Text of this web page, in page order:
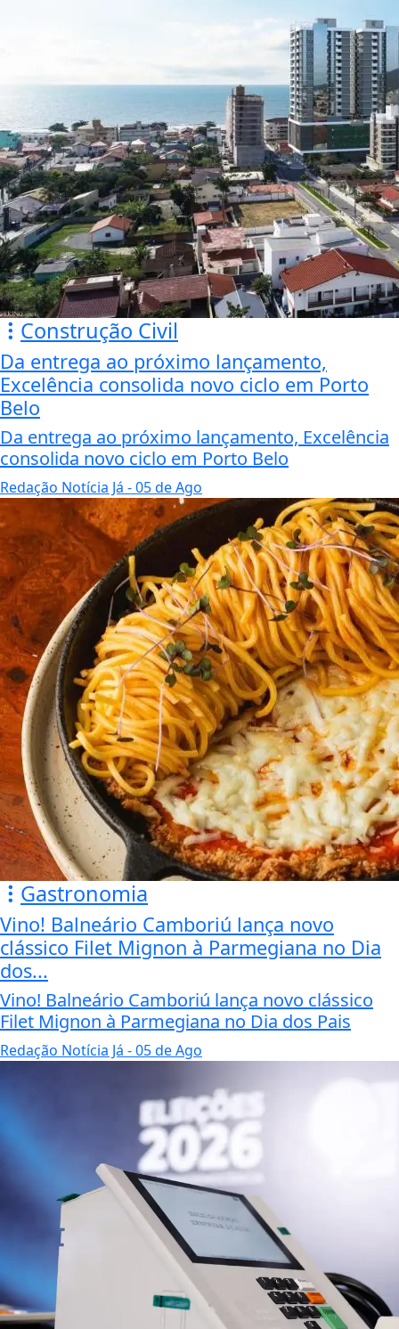
Construção Civil
Da entrega ao próximo lançamento,
Excelência consolida novo ciclo em Porto
Belo
Da entrega ao próximo lançamento, Excelência
consolida novo ciclo em Porto Belo
Redação Notícia Já - 05 de Ago
Gastronomia
Vino! Balneário Camboriú lança novo
clássico Filet Mignon à Parmegiana no Dia
dos...
Vino! Balneário Camboriú lança novo clássico
Filet Mignon à Parmegiana no Dia dos Pais
Redação Notícia Já - 05 de Ago